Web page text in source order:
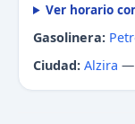
Ver horario
Gasolinera:
Ciudad: Alzira —